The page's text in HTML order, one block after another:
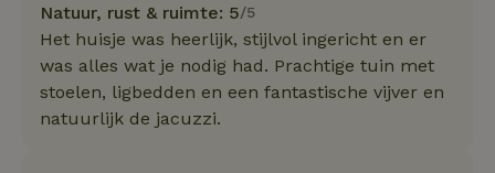
Natuur, rust & ruimte: 5/5
Het huisje was heerlijk, stijlvol ingericht en er
was alles wat je nodig had. Prachtige tuin met
stoelen, ligbedden en een fantastische vijver en
natuurlijk de jacuzzi.